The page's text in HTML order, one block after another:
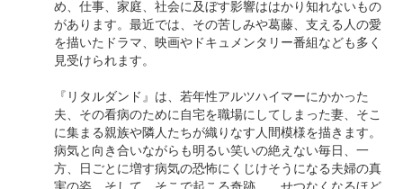
め、仕事、家庭、社会に及ぼす影響ははかり知れないもの
があります。最近では、その苦しみや葛藤、支える人の愛
を描いたドラマ、映画やドキュメンタリー番組なども多く
見受けられます。
『リタルダンド』は、若年性アルツハイマーにかかった
夫、その看病のために自宅を職場にしてしまった妻、そこ
に集まる親族や隣人たちが織りなす人間模様を描きます。
病気と向き合いながらも明るい笑いの絶えない毎日、一
方、日ごとに増す病気の恐怖にくじけそうになる夫婦の真